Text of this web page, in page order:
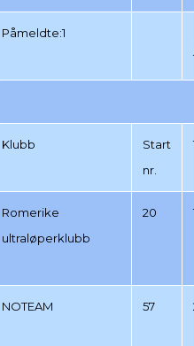
Påmeldte:1
Klubb
Start
nr.
Romerike
ultraløperklubb
20
NOTEAM 57